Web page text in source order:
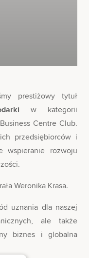
prestiżowy tytuł
w kategorii
Centre Club.
przedsiębiorców i
wspieranie rozwoju
Weronika Krasa.
uznania dla naszej
ale także
biznes i globalna